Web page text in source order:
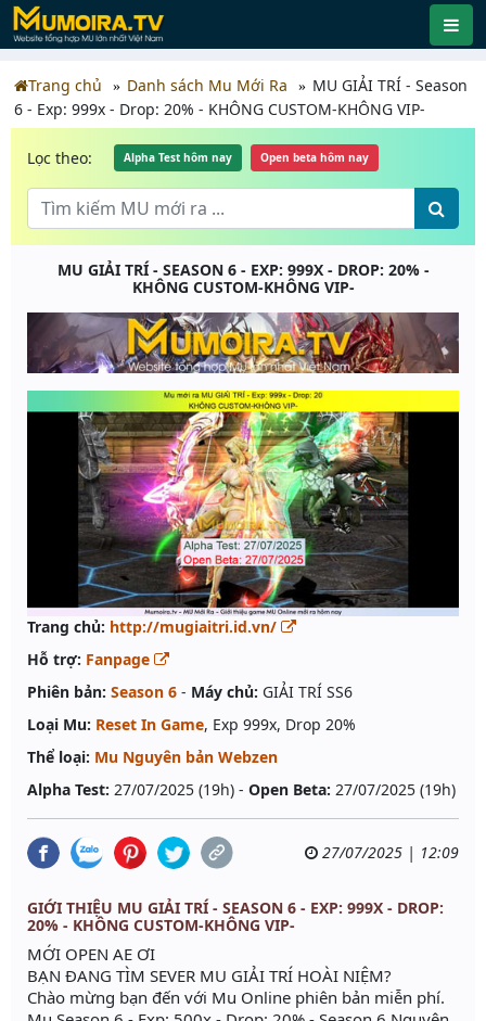
Trang chủ Danh sách Mu Mới Ra
MU GIẢI TRÍ - Season
6 - Exp: 999x - Drop: 20% - KHÔNG CUSTOM-KHÔNG VIP-
Lọc theo: Alpha Test hôm nay Open beta hôm nay
MU GIẢI TRÍ - SEASON 6 - EXP: 999X - DROP: 20% -
KHÔNG CUSTOM-KHÔNG VIP-
Trang chủ: http://mugiaitri.id.vn/
Hỗ trợ: Fanpage
Phiên bản: Season 6 - Máy chủ: GIẢI TRÍ SS6
Loại Mu: Reset In Game, Exp 999x, Drop 20%
Thể loại: Mu Nguyên bản Webzen
Alpha Test: 27/07/2025 (19h) - Open Beta: 27/07/2025 (19h)
27/07/2025 | 12:09
GIỚI THIỆU MU GIẢI TRÍ - SEASON 6 - EXP: 999X - DROP:
20% - KHÔNG CUSTOM-KHÔNG VIP-
MỚI OPEN AE ƠI
BẠN ĐANG TÌM SEVER MU GIẢI TRÍ HOÀI NIỆM?
Chào mừng bạn đến với Mu Online phiên bản miễn phí.